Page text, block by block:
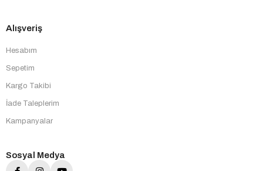
Alışveriş
Hesabım
Sepetim
Kargo Takibi
İade Taleplerim
Kampanyalar
Sosyal Medya